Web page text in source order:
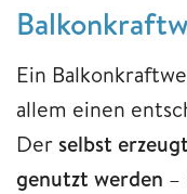
Ein
allem einen
Der selbst
genutzt werden –